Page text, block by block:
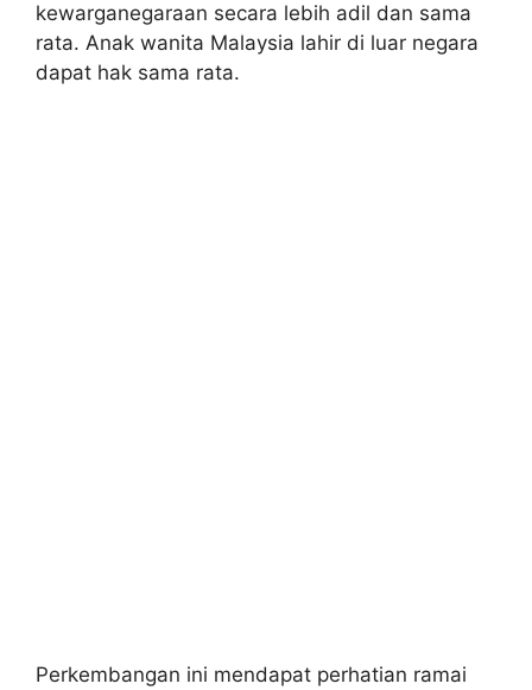
kewarganegaraan secara lebih adil dan sama
rata. Anak wanita Malaysia lahir di luar negara
dapat hak sama rata.
Perkembangan ini mendapat perhatian ramai